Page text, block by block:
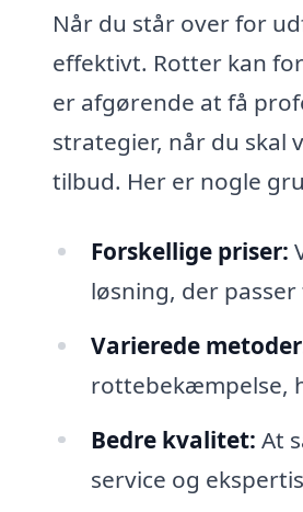
Når du står over for
effektivt. Rotter kan
er afgørende at få
strategier, når du skal
tilbud. Her er nogle
Forskellige priser:
løsning, der
Varierede
rottebekæmpelse,
Bedre kvalitet: At
service og